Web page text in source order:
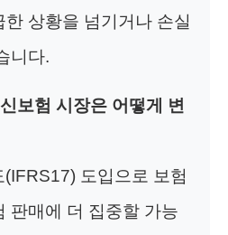
상황을 넘기거나 손실
니다.
보험 시장은 어떻게 변
도입으로 보험
판매에 더 집중할 가능